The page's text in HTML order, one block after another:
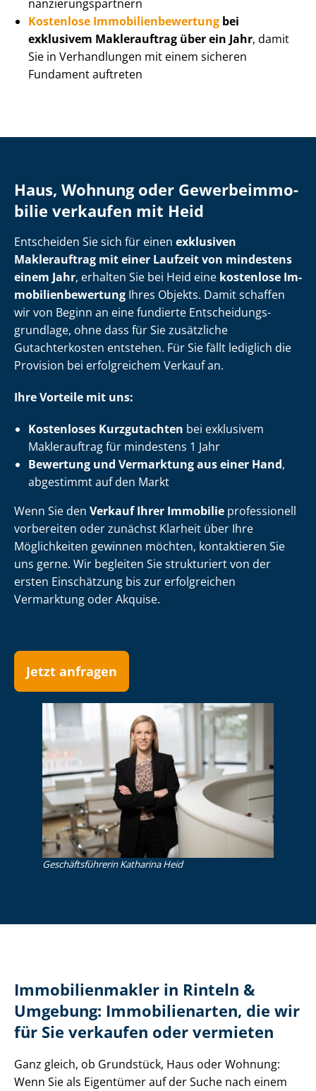
nan­zie­rungs­part­nern
Kostenlose Im­mo­bi­li­en­be­wer­tung bei
exklusivem Maklerauftrag über ein Jahr, damit
Sie in Verhandlungen mit einem sicheren
Fundament auftreten
Haus, Wohnung oder Ge­wer­be­im­mo­
bi­lie verkaufen mit Heid
Entscheiden Sie sich für einen exklusiven
Maklerauftrag mit einer Laufzeit von mindestens
einem Jahr, erhalten Sie bei Heid eine kostenlose Im­
mo­bi­li­en­be­wer­tung Ihres Objekts. Damit schaffen
wir von Beginn an eine fundierte Ent­schei­dungs­
grund­la­ge, ohne dass für Sie zusätzliche
Gutachterkosten entstehen. Für Sie fällt lediglich die
Provision bei erfolgreichem Verkauf an.
Ihre Vorteile mit uns:
Kostenloses Kurzgutachten bei exklusivem
Maklerauftrag für mindestens 1 Jahr
Bewertung und Vermarktung aus einer Hand,
abgestimmt auf den Markt
Wenn Sie den Verkauf Ihrer Immobilie professionell
vorbereiten oder zunächst Klarheit über Ihre
Möglichkeiten gewinnen möchten, kontaktieren Sie
uns gerne. Wir begleiten Sie strukturiert von der
ersten Einschätzung bis zur erfolgreichen
Vermarktung oder Akquise.
Jetzt anfragen
Ge­schäfts­füh­re­rin Katharina Heid
Im­mo­bi­li­en­mak­ler in Rinteln &
Umgebung: Immobilienarten, die wir
für Sie verkaufen oder vermieten
Ganz gleich, ob Grundstück, Haus oder Wohnung:
Wenn Sie als Eigentümer auf der Suche nach einem